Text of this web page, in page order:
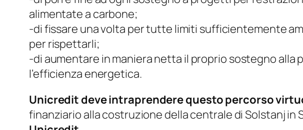
alimentate a carbone;
-di fissare una volta per tutte limiti sufficientemente
per rispettarli;
-di aumentare in maniera netta il proprio sostegno
l’efficienza energetica.
Unicredit deve intraprendere questo percorso
finanziario alla costruzione della centrale di Solstanj in